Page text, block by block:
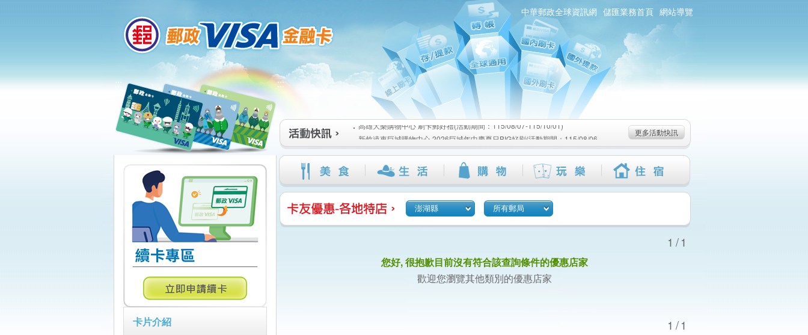
中華郵政全球資訊網 儲匯業務首頁 網站導覽
:::
卡片介紹
:::
高雄大樂購物中心 刷卡郵好禮(活動期間：115/08/07-115/10/01)
新竹遠東巨城購物中心 2026巨城年中慶夏日BIG好刷(活動期間：115/08/06-
115/08/26)
臺北三創生活 有點東西第2波 刷卡郵好禮(活動期間：115/08/06-115/09/02)
高雄大樂購物中心 刷卡郵好禮(活動期間：115/08/07-115/10/01)
新竹遠東巨城購物中心 2026巨城年中慶夏日BIG好刷(活動期間：115/08/06-
115/08/26)
臺北三創生活 有點東西第2波 刷卡郵好禮(活動期間：115/08/06-115/09/02)
更多活動快訊
澎湖縣 所有郵局
1/1
您好, 很抱歉目前沒有符合該查詢條件的優惠店家
歡迎您瀏覽其他類別的優惠店家
1/1